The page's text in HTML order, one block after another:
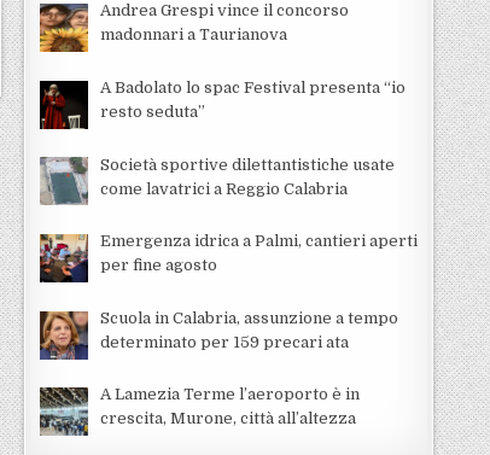
Andrea Grespi vince il concorso
madonnari a Taurianova
A Badolato lo spac Festival presenta “io
resto seduta”
Società sportive dilettantistiche usate
come lavatrici a Reggio Calabria
Emergenza idrica a Palmi, cantieri aperti
per fine agosto
Scuola in Calabria, assunzione a tempo
determinato per 159 precari ata
A Lamezia Terme l’aeroporto è in
crescita, Murone, città all’altezza